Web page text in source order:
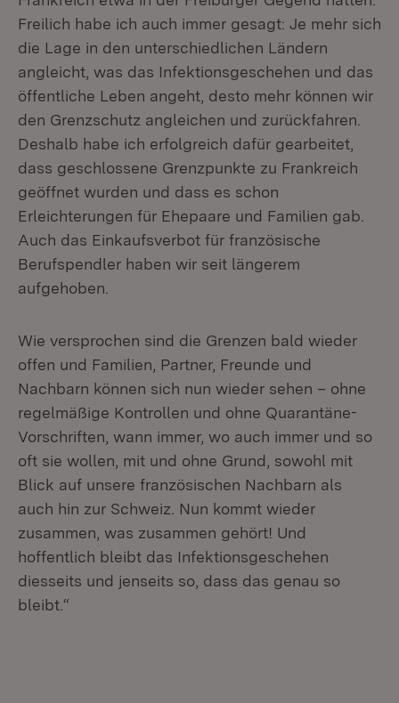
Freilich habe ich auch immer gesagt: Je mehr sich
die Lage in den unterschiedlichen Ländern
angleicht, was das Infektionsgeschehen und das
öffentliche Leben angeht, desto mehr können wir
den Grenzschutz angleichen und zurückfahren.
Deshalb habe ich erfolgreich dafür gearbeitet,
dass geschlossene Grenzpunkte zu Frankreich
geöffnet wurden und dass es schon
Erleichterungen für Ehepaare und Familien gab.
Auch das Einkaufsverbot für französische
Berufspendler haben wir seit längerem
aufgehoben.
Wie versprochen sind die Grenzen bald wieder
offen und Familien, Partner, Freunde und
Nachbarn können sich nun wieder sehen – ohne
regelmäßige Kontrollen und ohne Quarantäne-
Vorschriften, wann immer, wo auch immer und so
oft sie wollen, mit und ohne Grund, sowohl mit
Blick auf unsere französischen Nachbarn als
auch hin zur Schweiz. Nun kommt wieder
zusammen, was zusammen gehört! Und
hoffentlich bleibt das Infektionsgeschehen
diesseits und jenseits so, dass das genau so
bleibt.“